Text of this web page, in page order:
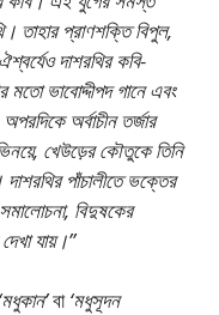
তাহার প্রাণশক্তি বিপুল,
দাশরথির কবি-
ভাবােদ্দীপদ গানে এবং
অর্বাচীন তর্জার
খেউড়ের কৌতুকে তিনি
দাশরথির পাঁচালীতে ভক্তের
বিদুষকের
যায়।”
‘মধুকান’বা‘মধুসূদন